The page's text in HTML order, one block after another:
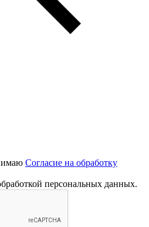
Согласие на обработку
персональных данных.